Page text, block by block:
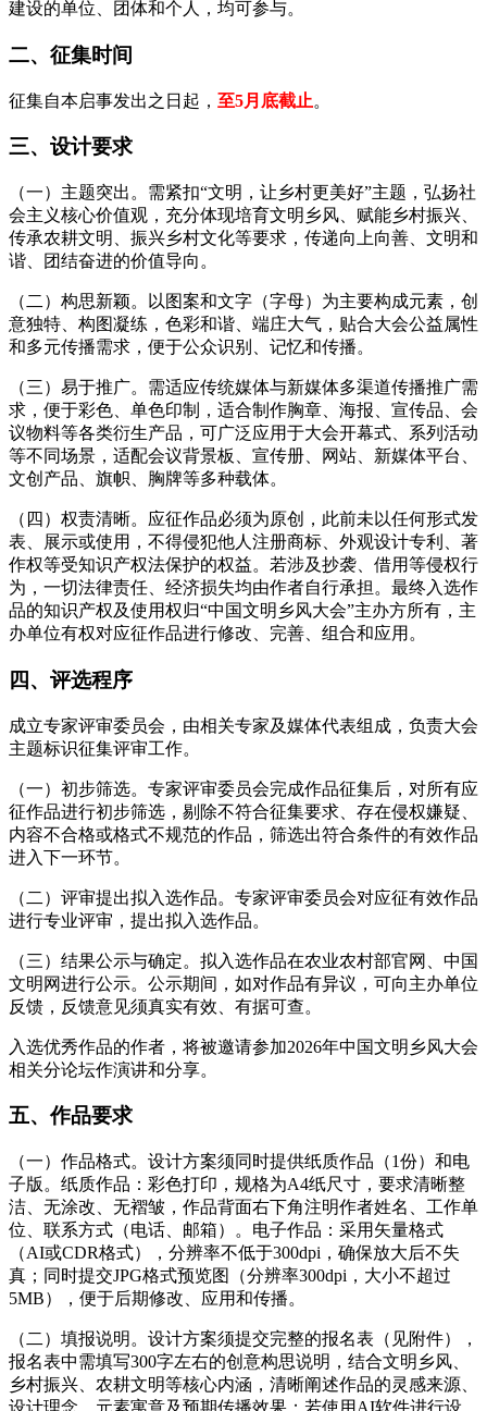
建设的单位、团体和个人，均可参与。
二、征集时间
征集自本启事发出之日起， 至5月底截止。
三、设计要求
（一）主题突出。需紧扣“文明，让乡村更美好”主题，弘扬社
会主义核心价值观，充分体现培育文明乡风、赋能乡村振兴、
传承农耕文明、振兴乡村文化等要求，传递向上向善、文明和
谐、团结奋进的价值导向。
（二）构思新颖。以图案和文字（字母）为主要构成元素，创
意独特、构图凝练，色彩和谐、端庄大气，贴合大会公益属性
和多元传播需求，便于公众识别、记忆和传播。
（三）易于推广。需适应传统媒体与新媒体多渠道传播推广需
求，便于彩色、单色印制，适合制作胸章、海报、宣传品、会
议物料等各类衍生产品，可广泛应用于大会开幕式、系列活动
等不同场景，适配会议背景板、宣传册、网站、新媒体平台、
文创产品、旗帜、胸牌等多种载体。
（四）权责清晰。应征作品必须为原创，此前未以任何形式发
表、展示或使用，不得侵犯他人注册商标、外观设计专利、著
作权等受知识产权法保护的权益。若涉及抄袭、借用等侵权行
为，一切法律责任、经济损失均由作者自行承担。最终入选作
品的知识产权及使用权归“中国文明乡风大会”主办方所有，主
办单位有权对应征作品进行修改、完善、组合和应用。
四、评选程序
成立专家评审委员会，由相关专家及媒体代表组成，负责大会
主题标识征集评审工作。
（一）初步筛选。专家评审委员会完成作品征集后，对所有应
征作品进行初步筛选，剔除不符合征集要求、存在侵权嫌疑、
内容不合格或格式不规范的作品，筛选出符合条件的有效作品
进入下一环节。
（二）评审提出拟入选作品。专家评审委员会对应征有效作品
进行专业评审，提出拟入选作品。
（三）结果公示与确定。拟入选作品在农业农村部官网、中国
文明网进行公示。公示期间，如对作品有异议，可向主办单位
反馈，反馈意见须真实有效、有据可查。
入选优秀作品的作者，将被邀请参加2026年中国文明乡风大会
相关分论坛作演讲和分享。
五、作品要求
（一）作品格式。设计方案须同时提供纸质作品（1份）和电
子版。纸质作品：彩色打印，规格为A4纸尺寸，要求清晰整
洁、无涂改、无褶皱，作品背面右下角注明作者姓名、工作单
位、联系方式（电话、邮箱）。电子作品：采用矢量格式
（AI或CDR格式），分辨率不低于300dpi，确保放大后不失
真；同时提交JPG格式预览图（分辨率300dpi，大小不超过
5MB），便于后期修改、应用和传播。
（二）填报说明。设计方案须提交完整的报名表（见附件），
报名表中需填写300字左右的创意构思说明，结合文明乡风、
乡村振兴、农耕文明等核心内涵，清晰阐述作品的灵感来源、
设计理念、元素寓意及预期传播效果；若使用AI软件进行设